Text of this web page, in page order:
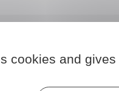
: articles R262-4-2 et
cookies and